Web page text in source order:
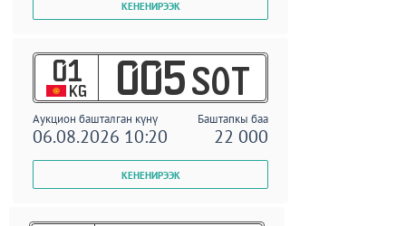
01
KG 005 SOT
Аукцион башталган күнү Баштапкы баа
06.08.2026 10:20 22 000